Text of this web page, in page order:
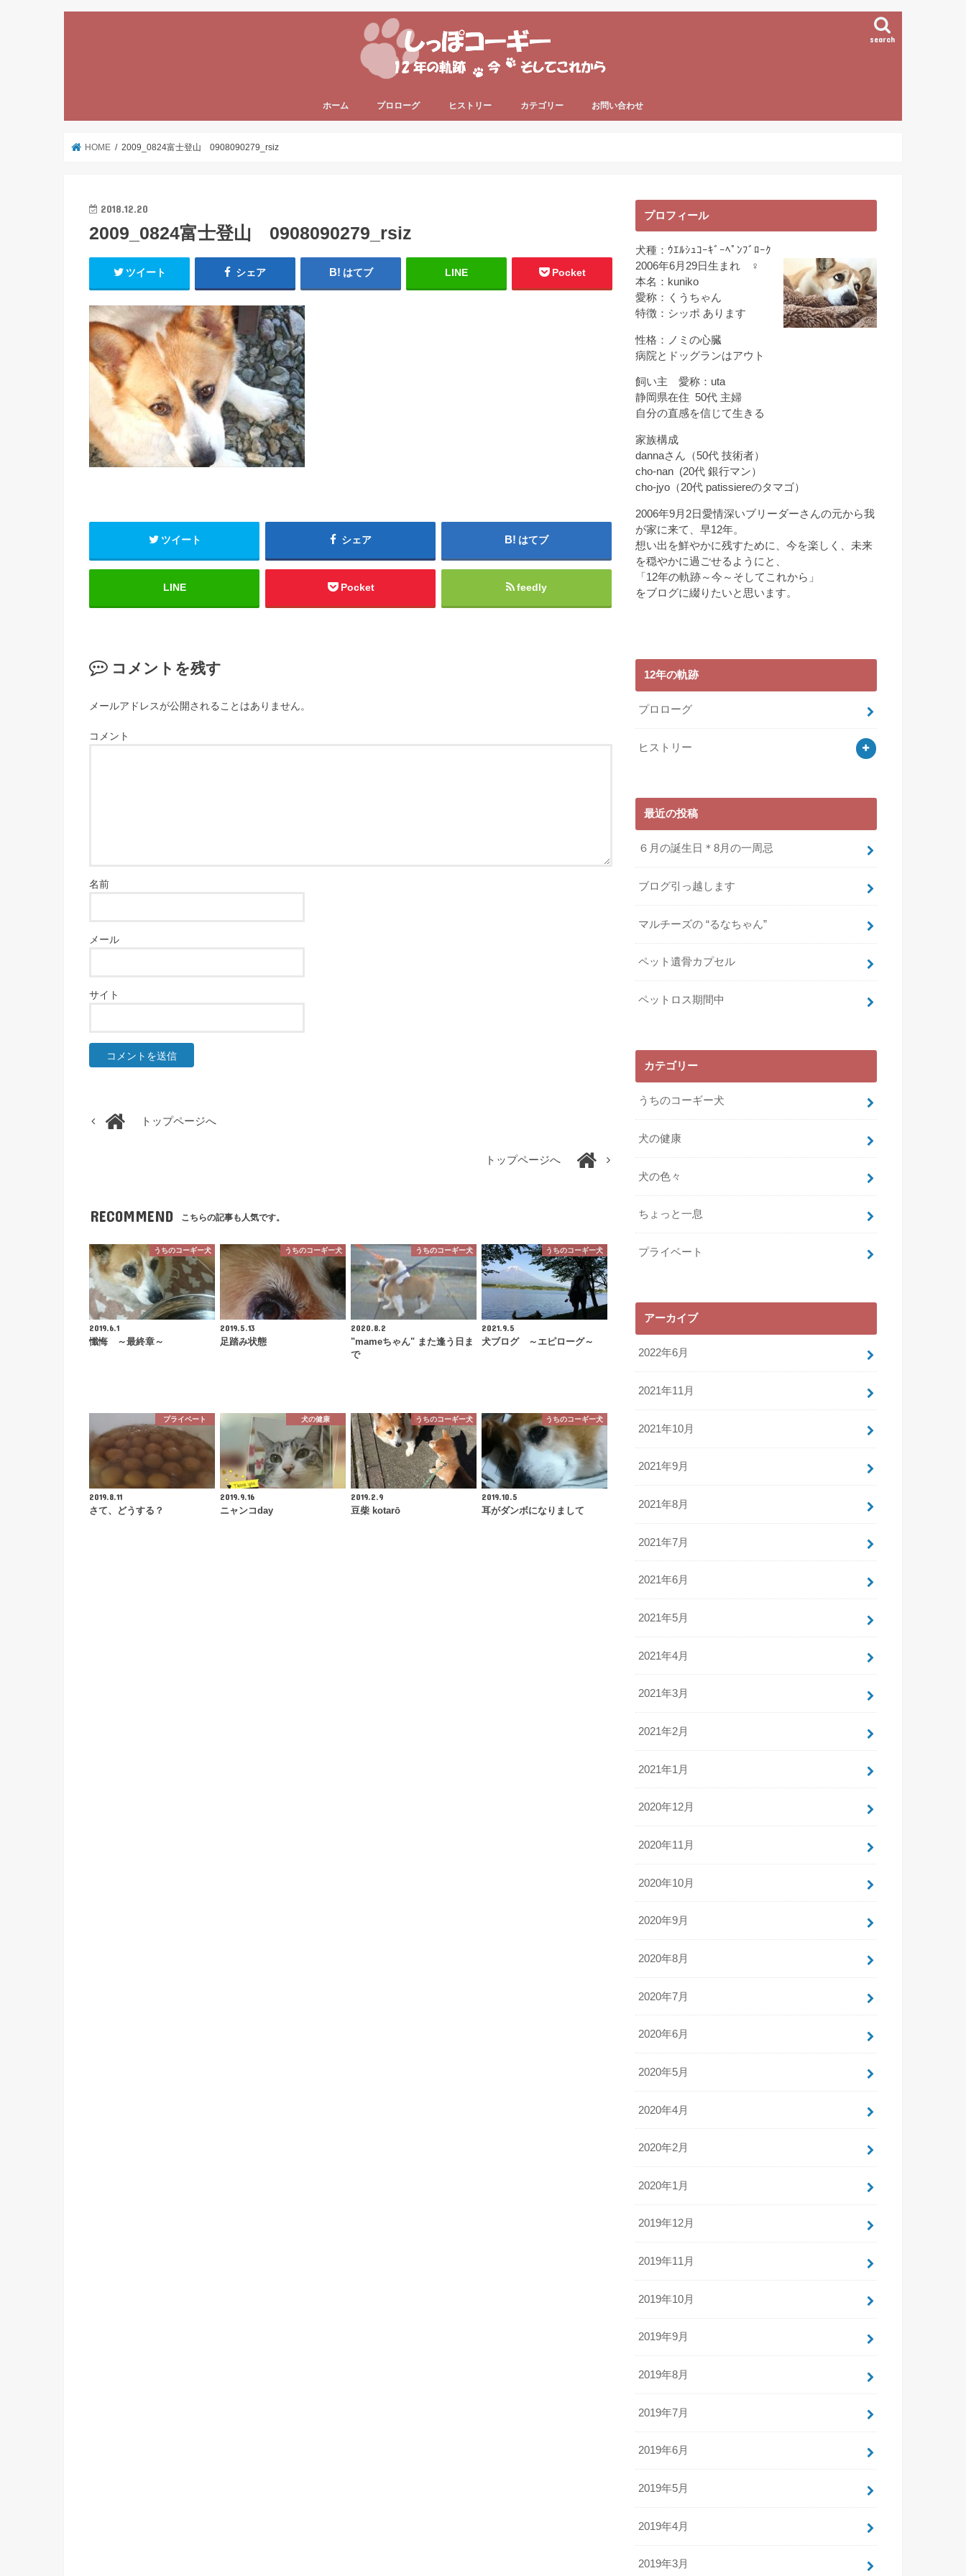
search
ホーム プロローグ ヒストリー カテゴリー お問い合わせ
HOME 2009_0824富士登山 0908090279_rsiz
2018.12.20
2009_0824富士登山 0908090279_rsiz
ツイート シェア はてブ LINE Pocket
ツイート シェア はてブ
LINE Pocket feedly
コメントを残す
メールアドレスが公開されることはありません。
コメント
名前
メール
サイト
トップページへ
トップページへ
RECOMMEND こちらの記事も人気です。
うちのコーギー犬
2019.6.1
懺悔 ～最終章～
うちのコーギー犬
2019.5.13
足踏み状態
うちのコーギー犬
2020.8.2
"mameちゃん" また逢う日ま
で
うちのコーギー犬
2021.9.5
犬ブログ ～エピローグ～
プライベート
2019.8.11
さて、どうする？
犬の健康
2019.9.16
ニャンコday
うちのコーギー犬
2019.2.9
豆柴 kotarō
うちのコーギー犬
2019.10.5
耳がダンボになりまして
プロフィール
犬種：ｳｴﾙｼｭｺｰｷﾞｰﾍﾟﾝﾌﾞﾛｰｸ
2006年6月29日生まれ ♀
本名：kuniko
愛称：くうちゃん
特徴：シッポ あります
性格：ノミの心臓
病院とドッグランはアウト
飼い主 愛称：uta
静岡県在住 50代 主婦
自分の直感を信じて生きる
家族構成
dannaさん（50代 技術者）
cho-nan (20代 銀行マン）
cho-jyo（20代 patissiereのタマゴ）
2006年9月2日愛情深いブリーダーさんの元から我
が家に来て、早12年。
想い出を鮮やかに残すために、今を楽しく、未来
を穏やかに過ごせるようにと、
「12年の軌跡～今～そしてこれから」
をブログに綴りたいと思います。
12年の軌跡
プロローグ
ヒストリー
最近の投稿
６月の誕生日＊8月の一周忌
ブログ引っ越します
マルチーズの “るなちゃん”
ペット遺骨カプセル
ペットロス期間中
カテゴリー
うちのコーギー犬
犬の健康
犬の色々
ちょっと一息
プライベート
アーカイブ
2022年6月
2021年11月
2021年10月
2021年9月
2021年8月
2021年7月
2021年6月
2021年5月
2021年4月
2021年3月
2021年2月
2021年1月
2020年12月
2020年11月
2020年10月
2020年9月
2020年8月
2020年7月
2020年6月
2020年5月
2020年4月
2020年2月
2020年1月
2019年12月
2019年11月
2019年10月
2019年9月
2019年8月
2019年7月
2019年6月
2019年5月
2019年4月
2019年3月